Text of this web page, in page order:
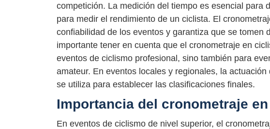
competición. La medición del tiempo es esencial para
para medir el rendimiento de un ciclista. El
confiabilidad de los eventos y garantiza que se tomen
importante tener en cuenta que el cronometraje en
eventos de ciclismo profesional, sino también para
amateur. En eventos locales y regionales, la
se utiliza para establecer las clasificaciones finales.
Importancia del cronometraje
En eventos de ciclismo de nivel superior, el